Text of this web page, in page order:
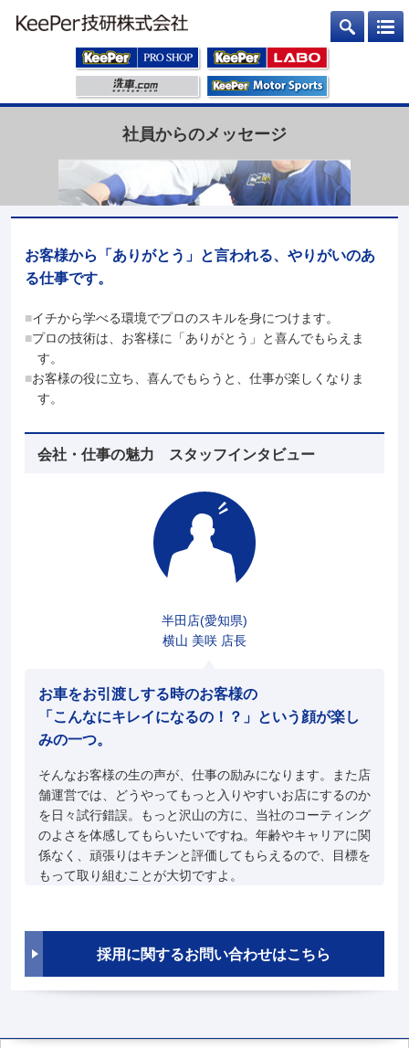
社員からのメッセージ
お客様から「ありがとう」と言われる、やりがいのあ
る仕事です。
イチから学べる環境でプロのスキルを身につけます。
プロの技術は、お客様に「ありがとう」と喜んでもらえま
す。
お客様の役に立ち、喜んでもらうと、仕事が楽しくなりま
す。
会社・仕事の魅力 スタッフインタビュー
半田店(愛知県)
横山 美咲 店長
お車をお引渡しする時のお客様の
「こんなにキレイになるの！？」という顔が楽し
みの一つ。
そんなお客様の生の声が、仕事の励みになります。また店
舗運営では、どうやってもっと入りやすいお店にするのか
を日々試行錯誤。もっと沢山の方に、当社のコーティング
のよさを体感してもらいたいですね。年齢やキャリアに関
係なく、頑張りはキチンと評価してもらえるので、目標を
もって取り組むことが大切ですよ。
採用に関するお問い合わせはこちら